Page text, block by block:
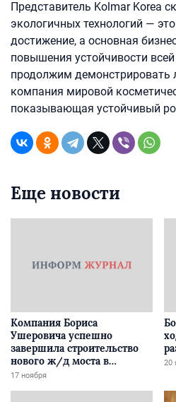
Представитель Kolmar Korea
экологичных технологий —
достижение, а основная
повышения устойчивости
продолжим демонстрировать
компания мировой
показывающая устойчивый
Еще новости
Компания Бориса
Ушеровича успешно
завершила строительство
нового ж/д моста в
Забайкалье
17 ноября
20